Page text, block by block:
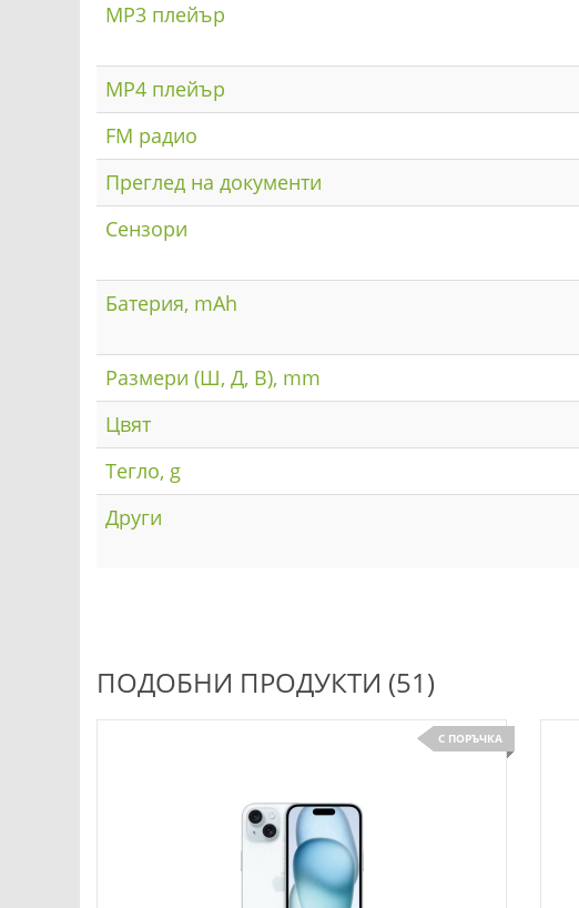
MP3 плейър
MP4 плейър
FM радио
Преглед на документи
Сензори
Батерия, mAh
Размери (Ш, Д, В), mm
Цвят
Тегло, g
Други
ПОДОБНИ ПРОДУКТИ (51)
С ПОРЪЧКА